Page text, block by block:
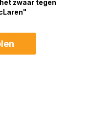
zwaar tegen